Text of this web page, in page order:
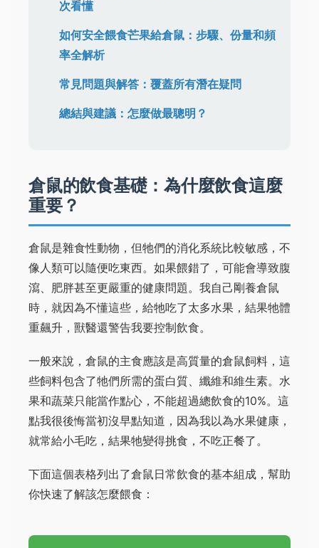
次看懂
如何安全餵食芒果給倉鼠：步驟、份量和頻
率全解析
常見問題與解答：覆蓋所有潛在疑問
總結與建議：怎麼做最聰明？
倉鼠的飲食基礎：為什麼飲食這麼
重要？
倉鼠是雜食性動物，但牠們的消化系統比較敏感，不
像人類可以隨便吃東西。如果餵錯了，可能會導致腹
瀉、肥胖甚至更嚴重的健康問題。我自己剛養倉鼠
時，就因為不懂這些，給牠吃了太多水果，結果牠體
重飆升，獸醫還警告我要控制飲食。
一般來說，倉鼠的主食應該是高質量的倉鼠飼料，這
些飼料包含了牠們所需的蛋白質、纖維和維生素。水
果和蔬菜只能當作點心，不能超過總飲食的10%。這
點我很後悔當初沒早點知道，因為我以為水果健康，
就常給小毛吃，結果牠變得挑食，不吃正餐了。
下面這個表格列出了倉鼠日常飲食的基本組成，幫助
你快速了解該怎麼餵食：